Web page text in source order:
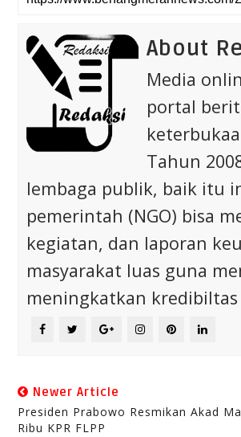
About
Media
portal
Tahun
lembaga publik, baik itu
pemerintah (NGO) bisa
kegiatan, dan laporan
masyarakat luas guna
meningkatkan
Newer Article
Presiden Prabowo Resmikan Akad
Ribu KPR FLPP